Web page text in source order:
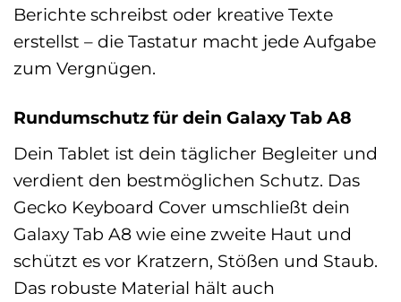
Berichte schreibst oder kreative Texte
erstellst – die Tastatur macht jede Aufgabe
zum Vergnügen.
Rundumschutz für dein Galaxy Tab A8
Dein Tablet ist dein täglicher Begleiter und
verdient den bestmöglichen Schutz. Das
Gecko Keyboard Cover umschließt dein
Galaxy Tab A8 wie eine zweite Haut und
schützt es vor Kratzern, Stößen und Staub.
Das robuste Material hält auch